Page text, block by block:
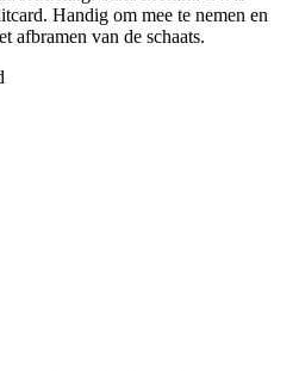
Handig om mee te nemen en
afbramen van de schaats.